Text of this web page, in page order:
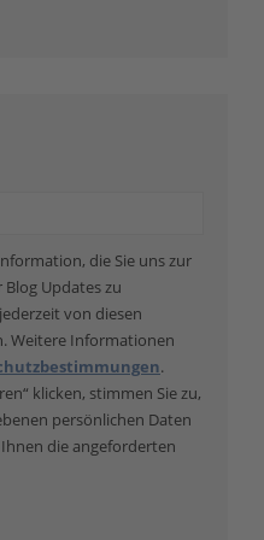
die Sie uns zur
Updates zu
von diesen
Weitere Informationen
.
klicken, stimmen Sie zu,
persönlichen Daten
die angeforderten